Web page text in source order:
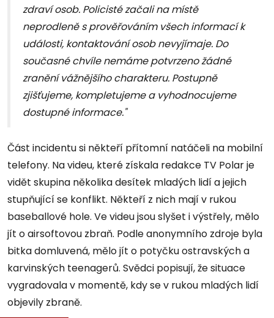
zdraví osob. Policisté začali na místě
neprodleně s prověřováním všech informací k
události, kontaktování osob nevyjímaje. Do
současné chvíle nemáme potvrzeno žádné
zranění vážnějšího charakteru. Postupně
zjišťujeme, kompletujeme a vyhodnocujeme
dostupné informace."
Část incidentu si někteří přítomní natáčeli na mobilní
telefony. Na videu, které získala redakce TV Polar je
vidět skupina několika desítek mladých lidí a jejich
stupňující se konflikt. Někteří z nich mají v rukou
baseballové hole. Ve videu jsou slyšet i výstřely, mělo
jít o airsoftovou zbraň. Podle anonymního zdroje byla
bitka domluvená, mělo jít o potyčku ostravských a
karvinských teenagerů. Svědci popisují, že situace
vygradovala v momentě, kdy se v rukou mladých lidí
objevily zbraně.